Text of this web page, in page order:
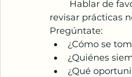
revisar prácticas
Pregúntate:
¿Cómo se
¿Quiénes
¿Qué